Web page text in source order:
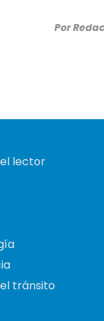
Por
lector
tránsito